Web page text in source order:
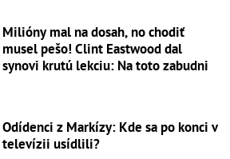
Milióny mal na dosah, no chodiť
musel pešo! Clint Eastwood dal
synovi krutú lekciu: Na toto zabudni
Odídenci z Markízy: Kde sa po konci v
televízii usídlili?